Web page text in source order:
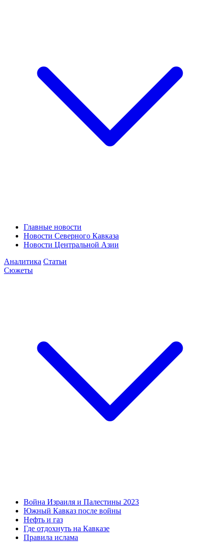
Главные новости
Новости Северного Кавказа
Новости Центральной Азии
Аналитика Статьи
Сюжеты
Война Израиля и Палестины 2023
Южный Кавказ после войны
Нефть и газ
Где отдохнуть на Кавказе
Правила ислама